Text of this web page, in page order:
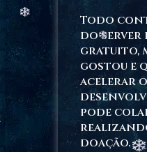
Todo
do server
gratuito,
gostou e
acelerar o
pode
doação.